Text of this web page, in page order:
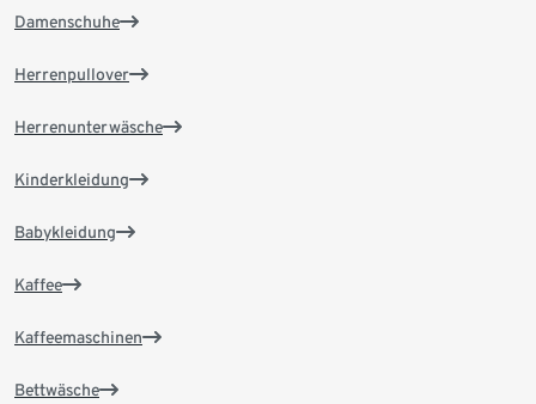
Damenschuhe
Herrenpullover
Herrenunterwäsche
Kinderkleidung
Babykleidung
Kaffee
Kaffeemaschinen
Bettwäsche